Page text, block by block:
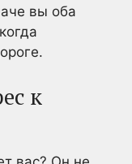
вы оба
к